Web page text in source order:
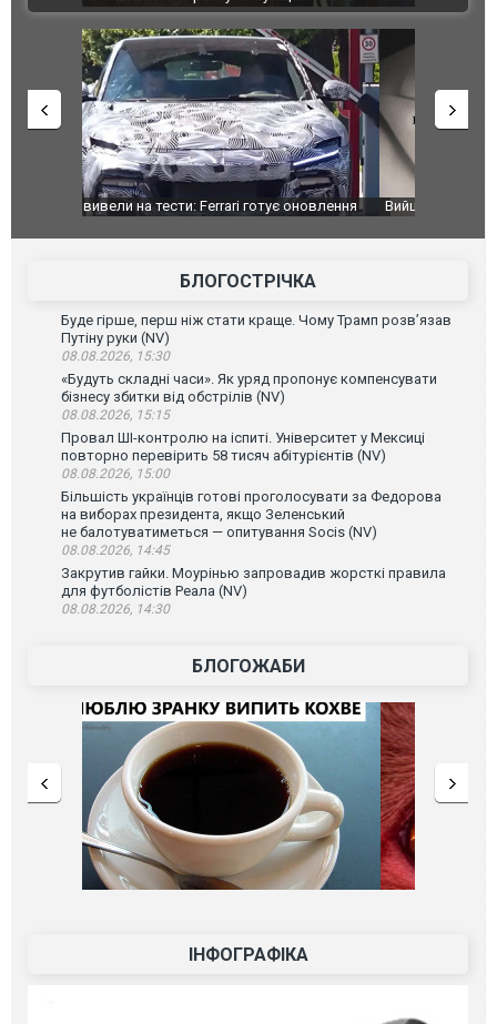
Вийшов трейлер нової екранізації легендарного
БЛОГОСТРІЧКА
Буде гірше, перш ніж стати краще. Чому Трамп розв’язав
Путіну руки (NV)
08.08.2026, 15:30
«Будуть складні часи». Як уряд пропонує компенсувати
бізнесу збитки від обстрілів (NV)
08.08.2026, 15:15
Провал ШІ-контролю на іспиті. Університет у Мексиці
повторно перевірить 58 тисяч абітурієнтів (NV)
08.08.2026, 15:00
Більшість українців готові проголосувати за Федорова
на виборах президента, якщо Зеленський
не балотуватиметься — опитування Socis (NV)
08.08.2026, 14:45
Закрутив гайки. Моурінью запровадив жорсткі правила
для футболістів Реала (NV)
08.08.2026, 14:30
БЛОГОЖАБИ
ІНФОГРАФІКА